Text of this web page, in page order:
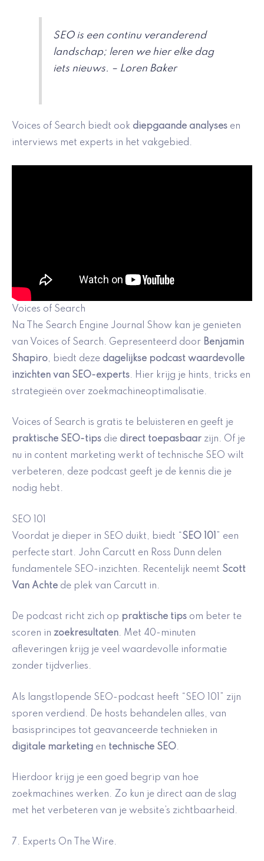
SEO is een continu veranderend
landschap; leren we hier elke dag
iets nieuws. – Loren Baker
Voices of Search biedt ook diepgaande analyses en
interviews met experts in het vakgebied.
Voices of Search
Na The Search Engine Journal Show kan je genieten
van Voices of Search. Gepresenteerd door Benjamin
Shapiro, biedt deze dagelijkse podcast waardevolle
inzichten van SEO-experts. Hier krijg je hints, tricks en
strategieën over zoekmachineoptimalisatie.
Voices of Search is gratis te beluisteren en geeft je
praktische SEO-tips die direct toepasbaar zijn. Of je
nu in content marketing werkt of technische SEO wilt
verbeteren, deze podcast geeft je de kennis die je
nodig hebt.
SEO 101
Voordat je dieper in SEO duikt, biedt “ SEO 101
” een
perfecte start. John Carcutt en Ross Dunn delen
fundamentele SEO-inzichten. Recentelijk neemt Scott
Van Achte de plek van Carcutt in.
De podcast richt zich op praktische tips om beter te
scoren in zoekresultaten. Met 40-minuten
afleveringen krijg je veel waardevolle informatie
zonder tijdverlies.
Als langstlopende SEO-podcast heeft “SEO 101” zijn
sporen verdiend. De hosts behandelen alles, van
basisprincipes tot geavanceerde technieken in
digitale marketing en technische SEO.
Hierdoor krijg je een goed begrip van hoe
zoekmachines werken. Zo kun je direct aan de slag
met het verbeteren van je website’s zichtbaarheid.
7. Experts On The Wire.